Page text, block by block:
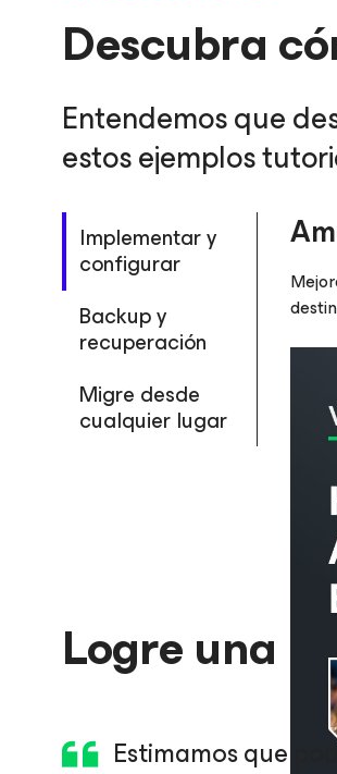
Descubra
Entendemos que
estos ejemplos
Implementar y
configurar
Backup y
recuperación
Migre desde
cualquier lugar
Logre una
Estimamos que